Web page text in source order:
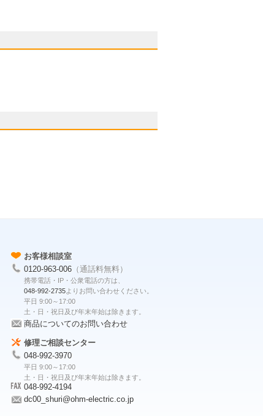
お客様相談室
0120-963-006 （通話料無料）
携帯電話・IP・公衆電話の方は、
048-992-2735よりお問い合わせください。
平日 9:00～17:00
土・日・祝日及び年末年始は除きます。
商品についてのお問い合わせ
修理ご相談センター
048-992-3970
平日 9:00～17:00
土・日・祝日及び年末年始は除きます。
048-992-4194
dc00_shuri@ohm-electric.co.jp